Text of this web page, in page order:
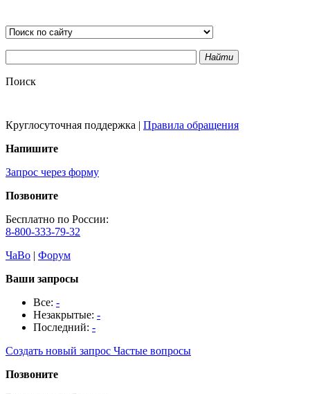
Найти
Поиск
Круглосуточная поддержка | Правила обращения
Напишите
Запрос через форму
Позвоните
Бесплатно по России:
8-800-333-79-32
ЧаВо | Форум
Ваши запросы
Все: -
Незакрытые: -
Последний: -
Создать новый запрос Частые вопросы
Позвоните